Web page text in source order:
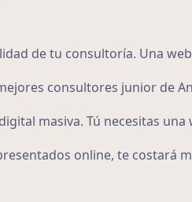
de tu consultoría. Una
consultores junior de
masiva. Tú necesitas
online, te costará